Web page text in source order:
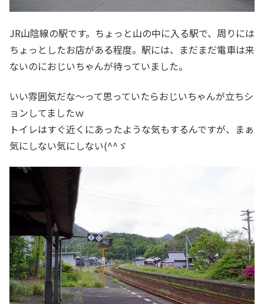
JR山陰線の駅です。ちょっと山の中に入る駅で、周りには
ちょっとしたお店がある程度。駅には、まだまだ電車は来
ないのにおじいちゃんが待っていました。
いい雰囲気だな～って思っていたらおじいちゃんが立ちシ
ョンしてましたｗ
トイレはすぐ近くにあったような気もするんですが、まぁ
気にしない気にしない(^^ゞ